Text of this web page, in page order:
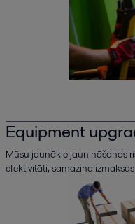
Equipment
Mūsu jaunākie jaunināšanas
efektivitāti, samazina